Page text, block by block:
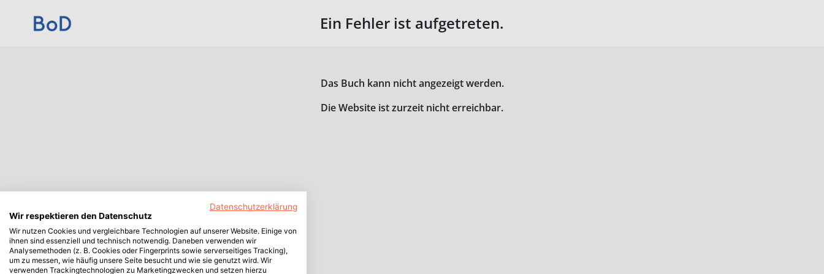
Ein Fehler ist aufgetreten.
Das Buch kann nicht angezeigt werden.
Die Website ist zurzeit nicht erreichbar.
Datenschutzerklärung
Wir respektieren den Datenschutz
Wir nutzen Cookies und vergleichbare Technologien auf unserer Website. Einige von
ihnen sind essenziell und technisch notwendig. Daneben verwenden wir
Analysemethoden (z. B. Cookies oder Fingerprints sowie serverseitiges Tracking),
um zu messen, wie häufig unsere Seite besucht und wie sie genutzt wird. Wir
verwenden Trackingtechnologien zu Marketingzwecken und setzen hierzu